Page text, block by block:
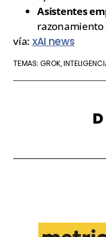
Asistentes
razonamiento
vía: xAI news
TEMAS:GROK ,